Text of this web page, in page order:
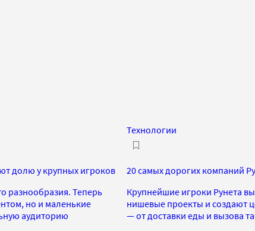
долю у крупных игроков
разнообразия. Теперь
но и маленькие
аудиторию
Технологии
20 самых дорогих компаний
Крупнейшие игроки Рунета
нишевые проекты и создают
— от доставки еды и вызова